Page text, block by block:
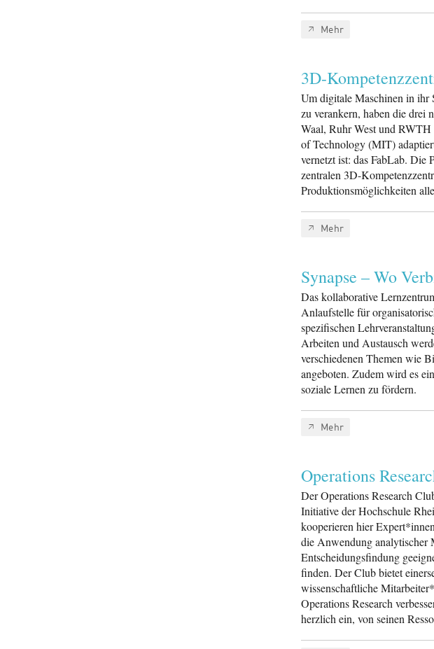
Mehr
3D-
Um digitale Maschinen in ihr
zu verankern, haben die drei
Waal, Ruhr West und RWTH
of Technology (MIT)
vernetzt ist: das FabLab. Die
zentralen 3D-
Produktionsmöglichkeiten
Mehr
Synapse – Wo
Das kollaborative
Anlaufstelle für
spezifischen
Arbeiten und Austausch
verschiedenen Themen wie
angeboten. Zudem wird es
soziale Lernen zu fördern.
Mehr
Operations
Der Operations Research
Initiative der Hochschule
kooperieren hier
die Anwendung analytischer
Entscheidungsfindung
finden. Der Club bietet
wissenschaftliche
Operations Research
herzlich ein, von seinen